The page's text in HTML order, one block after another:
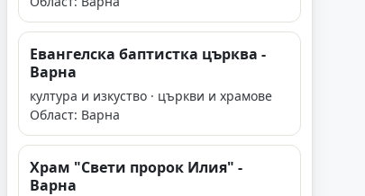
Евангелска баптистка църква -
Варна
култура и изкуство · църкви и храмове
Област: Варна
Храм "Свети пророк Илия" -
Варна